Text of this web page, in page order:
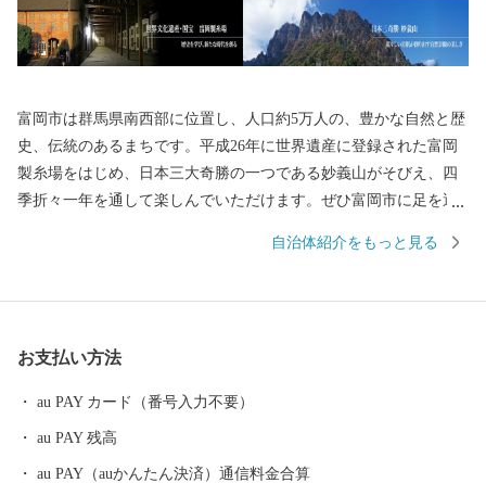
富岡市は群馬県南西部に位置し、人口約5万人の、豊かな自然と歴
史、伝統のあるまちです。平成26年に世界遺産に登録された富岡
製糸場をはじめ、日本三大奇勝の一つである妙義山がそびえ、四
季折々一年を通して楽しんでいただけます。ぜひ富岡市に足を運
自治体紹介をもっと見る
お支払い方法
au PAY カード（番号入力不要）
au PAY 残高
au PAY（auかんたん決済）通信料金合算